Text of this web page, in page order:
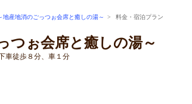
産地消のごっつぉ会席と癒しの湯～ > 料金・宿泊プラン
ぉ会席と癒しの湯～
車徒歩８分、車１分